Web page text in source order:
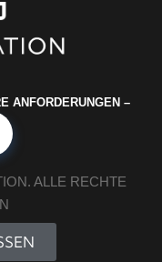
ANFORDERUNGEN –
ALLE RECHTE